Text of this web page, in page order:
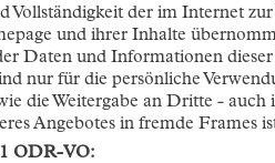
der im Internet
und ihrer Inhalte
Daten und Informationen
nur für die persönliche
die Weitergabe an Dritte -
Angebotes in fremde Frames
ODR-VO: